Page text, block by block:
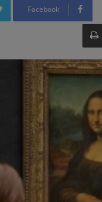
Facebook
طباعة